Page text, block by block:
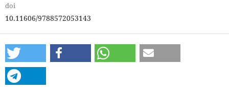
doi
10.11606/9788572053143